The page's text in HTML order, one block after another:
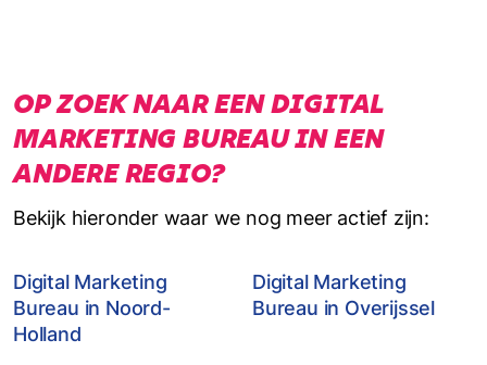
OP ZOEK NAAR EEN DIGITAL
MARKETING BUREAU IN EEN
ANDERE REGIO?
Bekijk hieronder waar we nog meer actief zijn:
Digital Marketing
Bureau in Noord-
Holland
Digital Marketing
Bureau in Overijssel